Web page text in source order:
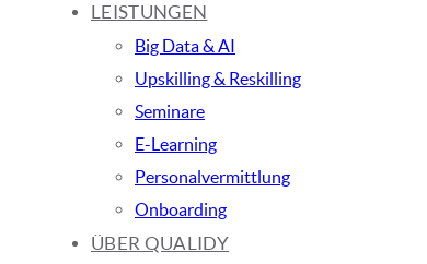
LEISTUNGEN
Big Data & AI
Upskilling & Reskilling
Seminare
E-Learning
Personalvermittlung
Onboarding
ÜBER QUALIDY